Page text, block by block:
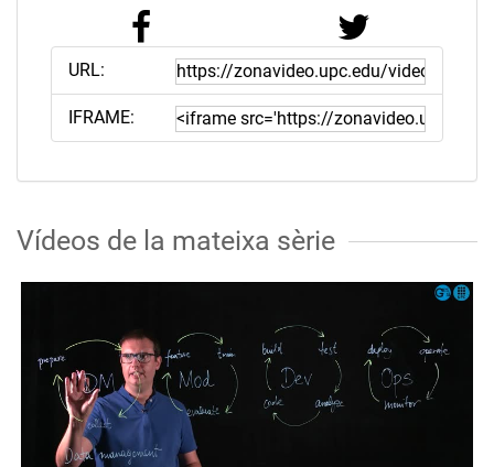
URL:
IFRAME:
Vídeos de la mateixa sèrie